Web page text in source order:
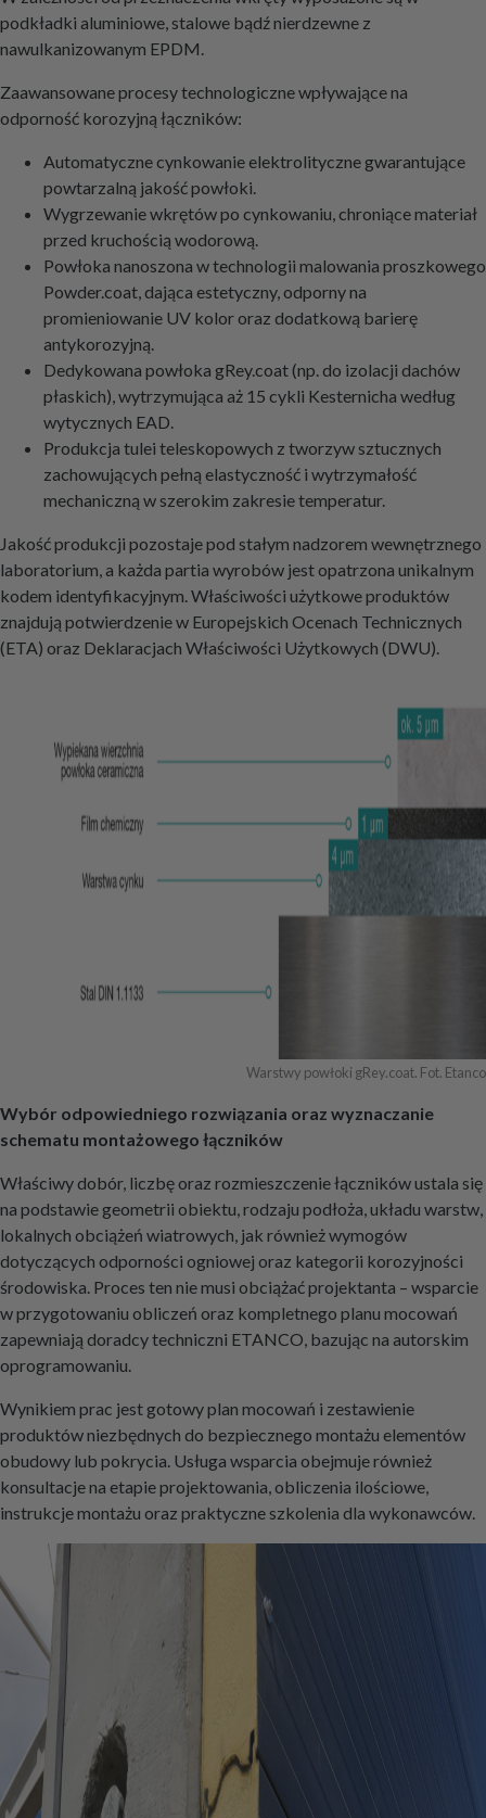
podkładki aluminiowe, stalowe bądź nierdzewne z
nawulkanizowanym EPDM.
Zaawansowane procesy technologiczne wpływające na
odporność korozyjną łączników:
Automatyczne cynkowanie elektrolityczne gwarantujące
powtarzalną jakość powłoki.
Wygrzewanie wkrętów po cynkowaniu, chroniące materiał
przed kruchością wodorową.
Powłoka nanoszona w technologii malowania proszkowego
Powder.coat, dająca estetyczny, odporny na
promieniowanie UV kolor oraz dodatkową barierę
antykorozyjną.
Dedykowana powłoka gRey.coat (np. do izolacji dachów
płaskich), wytrzymująca aż 15 cykli Kesternicha według
wytycznych EAD.
Produkcja tulei teleskopowych z tworzyw sztucznych
zachowujących pełną elastyczność i wytrzymałość
mechaniczną w szerokim zakresie temperatur.
Jakość produkcji pozostaje pod stałym nadzorem wewnętrznego
laboratorium, a każda partia wyrobów jest opatrzona unikalnym
kodem identyfikacyjnym. Właściwości użytkowe produktów
znajdują potwierdzenie w Europejskich Ocenach Technicznych
(ETA) oraz Deklaracjach Właściwości Użytkowych (DWU).
Warstwy powłoki gRey.coat. Fot. Etanco
Wybór odpowiedniego rozwiązania oraz wyznaczanie
schematu montażowego łączników
Właściwy dobór, liczbę oraz rozmieszczenie łączników ustala się
na podstawie geometrii obiektu, rodzaju podłoża, układu warstw,
lokalnych obciążeń wiatrowych, jak również wymogów
dotyczących odporności ogniowej oraz kategorii korozyjności
środowiska. Proces ten nie musi obciążać projektanta – wsparcie
w przygotowaniu obliczeń oraz kompletnego planu mocowań
zapewniają doradcy techniczni ETANCO, bazując na autorskim
oprogramowaniu.
Wynikiem prac jest gotowy plan mocowań i zestawienie
produktów niezbędnych do bezpiecznego montażu elementów
obudowy lub pokrycia. Usługa wsparcia obejmuje również
konsultacje na etapie projektowania, obliczenia ilościowe,
instrukcje montażu oraz praktyczne szkolenia dla wykonawców.